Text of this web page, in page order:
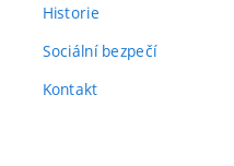
Historie
Sociální bezpečí
Kontakt